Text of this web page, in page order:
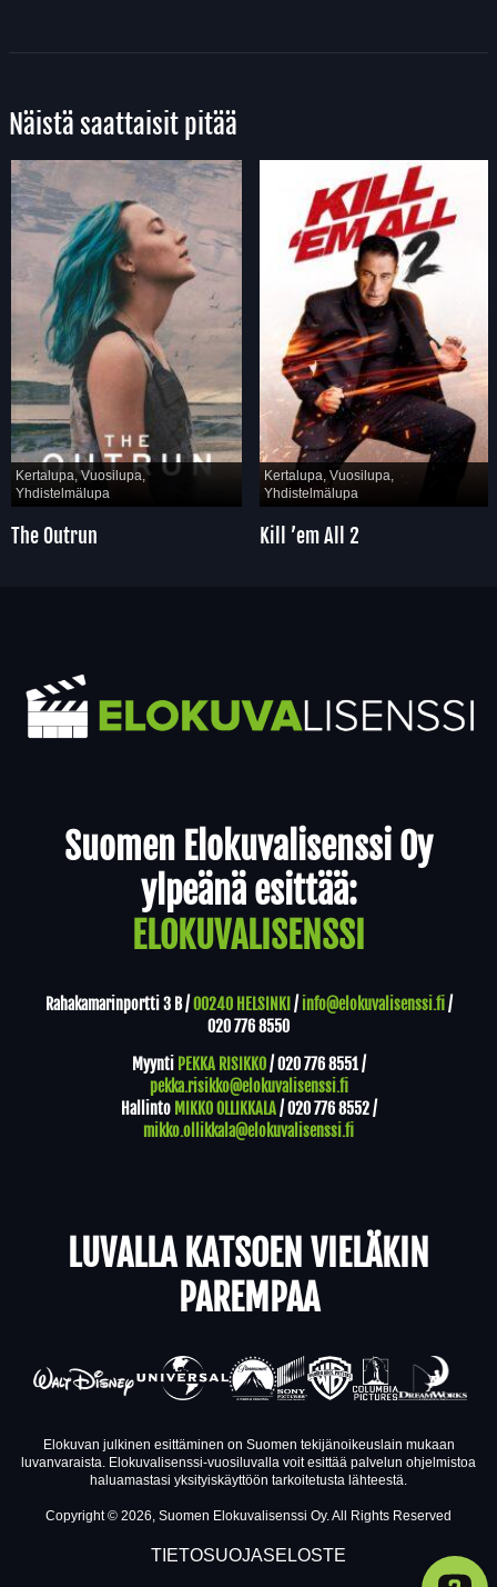
Näistä saattaisit pitää
Kertalupa, Vuosilupa,
Yhdistelmälupa
The Outrun
Kertalupa, Vuosilupa,
Yhdistelmälupa
Kill ’em All 2
Suomen Elokuvalisenssi Oy
ylpeänä esittää:
ELOKUVALISENSSI
Rahakamarinportti 3 B /00240 HELSINKI / info@elokuvalisenssi.fi/
020 776 8550
Myynti PEKKA RISIKKO/020 776 8551/
pekka.risikko@elokuvalisenssi.fi
Hallinto MIKKO OLLIKKALA/020 776 8552/
mikko.ollikkala@elokuvalisenssi.fi
LUVALLA KATSOEN VIELÄKIN
PAREMPAA
Elokuvan julkinen esittäminen on Suomen tekijänoikeuslain mukaan
luvanvaraista. Elokuvalisenssi-vuosiluvalla voit esittää palvelun ohjelmistoa
haluamastasi yksityiskäyttöön tarkoitetusta lähteestä.
Copyright © 2026, Suomen Elokuvalisenssi Oy. All Rights Reserved
TIETOSUOJASELOSTE